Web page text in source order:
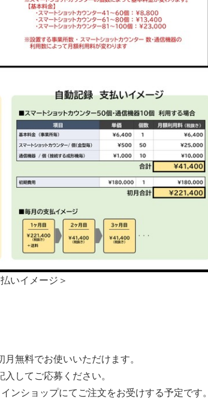
いイメージ＞
無料でお使いいただけます。
してご応募ください。
ショップにてご注文をお受けする予定です。